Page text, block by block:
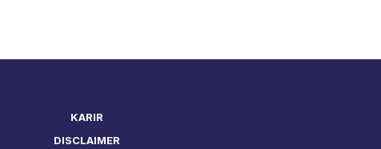
KARIR
DISCLAIMER